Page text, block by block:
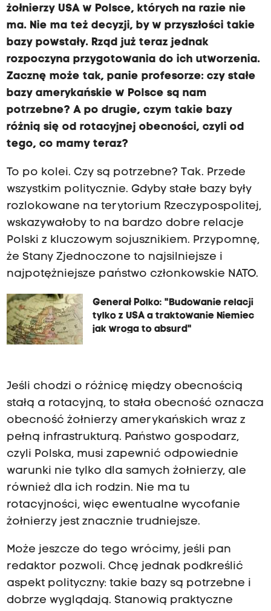
żołnierzy USA w Polsce, których na razie nie
ma. Nie ma też decyzji, by w przyszłości takie
bazy powstały. Rząd już teraz jednak
rozpoczyna przygotowania do ich utworzenia.
Zacznę może tak, panie profesorze: czy stałe
bazy amerykańskie w Polsce są nam
potrzebne? A po drugie, czym takie bazy
różnią się od rotacyjnej obecności, czyli od
tego, co mamy teraz?
To po kolei. Czy są potrzebne? Tak. Przede
wszystkim politycznie. Gdyby stałe bazy były
rozlokowane na terytorium Rzeczypospolitej,
wskazywałoby to na bardzo dobre relacje
Polski z kluczowym sojusznikiem. Przypomnę,
że Stany Zjednoczone to najsilniejsze i
najpotężniejsze państwo członkowskie NATO.
Generał Polko: "Budowanie relacji
tylko z USA a traktowanie Niemiec
jak wroga to absurd"
Jeśli chodzi o różnicę między obecnością
stałą a rotacyjną, to stała obecność oznacza
obecność żołnierzy amerykańskich wraz z
pełną infrastrukturą. Państwo gospodarz,
czyli Polska, musi zapewnić odpowiednie
warunki nie tylko dla samych żołnierzy, ale
również dla ich rodzin. Nie ma tu
rotacyjności, więc ewentualne wycofanie
żołnierzy jest znacznie trudniejsze.
Może jeszcze do tego wrócimy, jeśli pan
redaktor pozwoli. Chcę jednak podkreślić
aspekt polityczny: takie bazy są potrzebne i
dobrze wyglądają. Stanowią praktyczne